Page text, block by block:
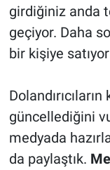
girdiğiniz anda
geçiyor. Daha
bir kişiye
güncellediğini
medyada
da paylaştık.